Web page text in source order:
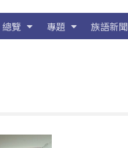
總覽 專題 族語新聞